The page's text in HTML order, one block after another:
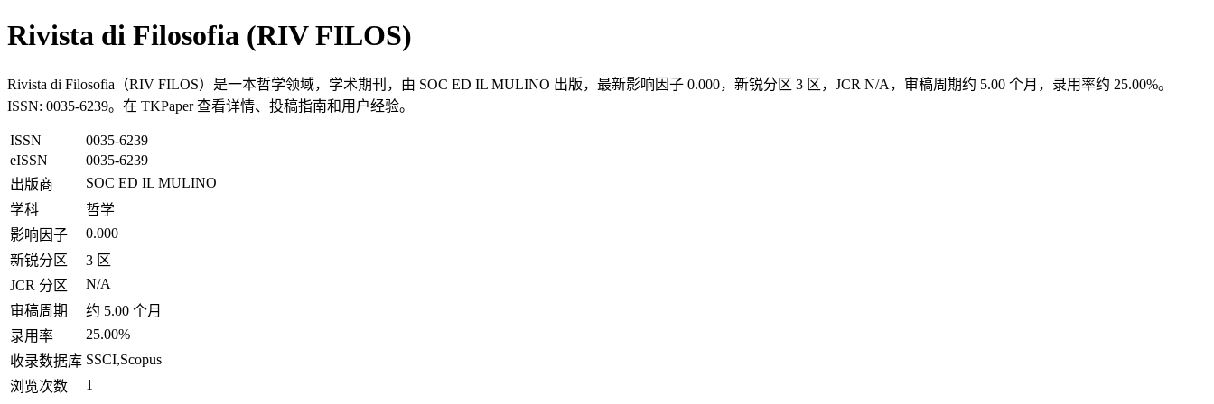
Rivista di Filosofia (RIV FILOS)
Rivista di Filosofia（RIV FILOS）是一本哲学领域，学术期刊，由 SOC ED IL MULINO 出版，最新影响因子 0.000，新锐分区 3 区，JCR N/A，审稿周期约 5.00 个月，录用率约 25.00%。
ISSN: 0035-6239。在 TKPaper 查看详情、投稿指南和用户经验。
ISSN
0035-6239
eISSN
0035-6239
出版商
SOC ED IL MULINO
学科
哲学
影响因子
0.000
新锐分区
3 区
JCR 分区
N/A
审稿周期
约 5.00 个月
录用率
25.00%
收录数据库 SSCI,Scopus
浏览次数
1